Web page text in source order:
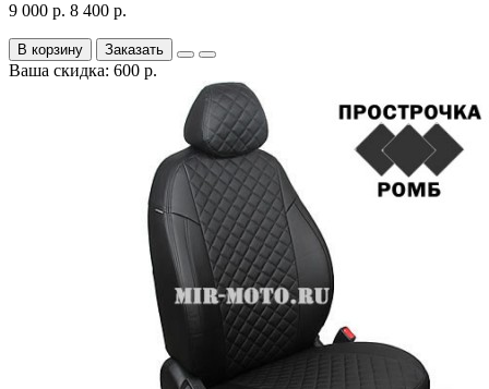
9 000 р. 8 400 р.
В корзину Заказать
Ваша скидка: 600 р.